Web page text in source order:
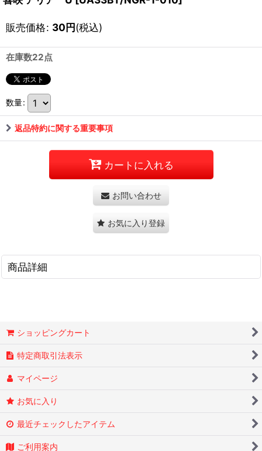
販売価格: 30円(税込)
在庫数22点
数量:
返品特約に関する重要事項
カートに入れる
お問い合わせ
お気に入り登録
商品詳細
ショッピングカート
特定商取引法表示
マイページ
お気に入り
最近チェックしたアイテム
ご利用案内